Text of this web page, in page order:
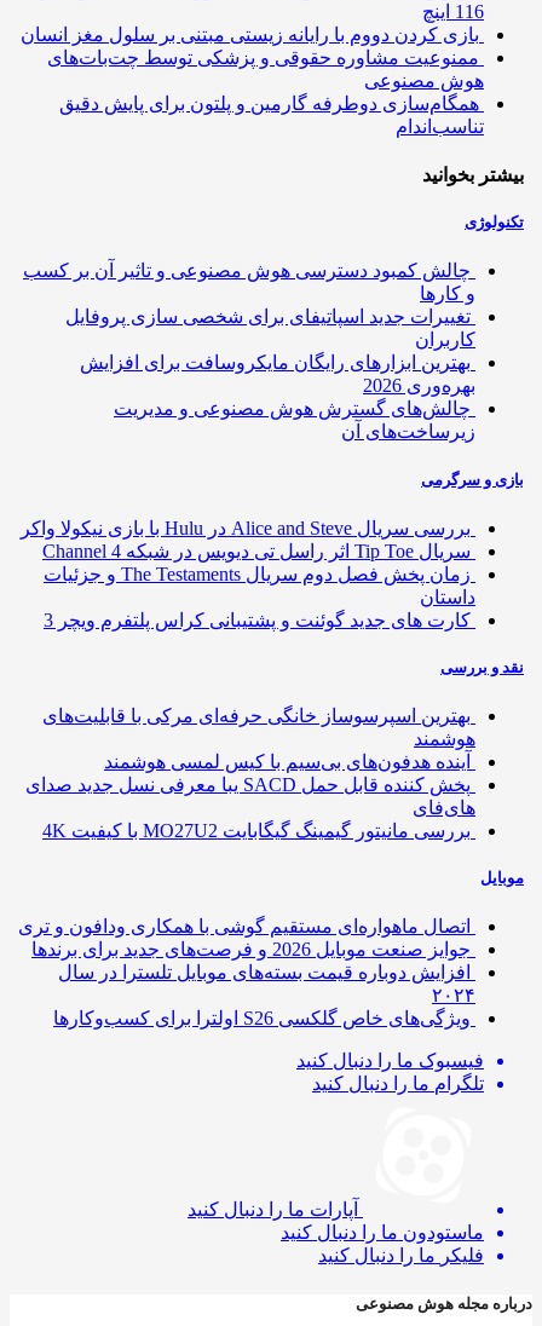
بازی کردن دووم با رایانه زیستی مبتنی بر سلول مغز انسان
ممنوعیت مشاوره حقوقی و پزشکی توسط چت‌بات‌های
هوش مصنوعی
همگام‌سازی دوطرفه گارمین و پلتون برای پایش دقیق
تناسب‌اندام
بخوانید
چالش کمبود دسترسی هوش مصنوعی و تاثیر آن بر کسب
و کارها
تغییرات جدید اسپاتیفای برای شخصی سازی پروفایل
کاربران
بهترین ابزارهای رایگان مایکروسافت برای افزایش
بهره‌وری 2026
چالش‌های گسترش هوش مصنوعی و مدیریت
زیرساخت‌های آن
و سرگرمی
بررسی سریال Alice and Steve در Hulu با بازی نیکولا واکر
سریال Tip Toe اثر راسل تی دیویس در شبکه Channel 4
زمان پخش فصل دوم سریال The Testaments و جزئیات
داستان
کارت های جدید گوئنت و پشتیبانی کراس پلتفرم ویچر 3
و بررسی
بهترین اسپرسوساز خانگی حرفه‌ای مرکی با قابلیت‌های
هوشمند
آینده هدفون‌های بی‌سیم با کیس لمسی هوشمند
پخش کننده قابل حمل SACD یبا معرفی نسل جدید صدای
های‌فای
بررسی مانیتور گیمینگ گیگابایت MO27U2 با کیفیت 4K
اتصال ماهواره‌ای مستقیم گوشی‌ با همکاری ودافون و تری
جوایز صنعت موبایل 2026 و فرصت‌های جدید برای برندها
افزایش دوباره قیمت بسته‌های موبایل تلسترا در سال
۲۰۲۴
ویژگی‌های خاص گلکسی S26 اولترا برای کسب‌وکارها
فیسبوک ما را دنبال کنید
تلگرام ما را دنبال کنید
آپارات ما را دنبال کنید
ماستودون ما را دنبال کنید
فلیکر ما را دنبال کنید
مجله هوش مصنوعی